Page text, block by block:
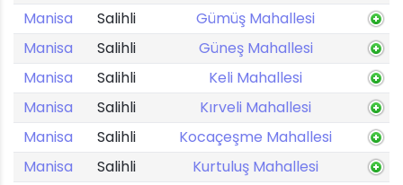
Manisa
Salihli
Gümüş Mahallesi
Manisa
Salihli
Güneş Mahallesi
Manisa
Salihli
Keli Mahallesi
Manisa
Salihli
Kırveli Mahallesi
Manisa
Salihli
Kocaçeşme Mahallesi
Manisa
Salihli
Kurtuluş Mahallesi